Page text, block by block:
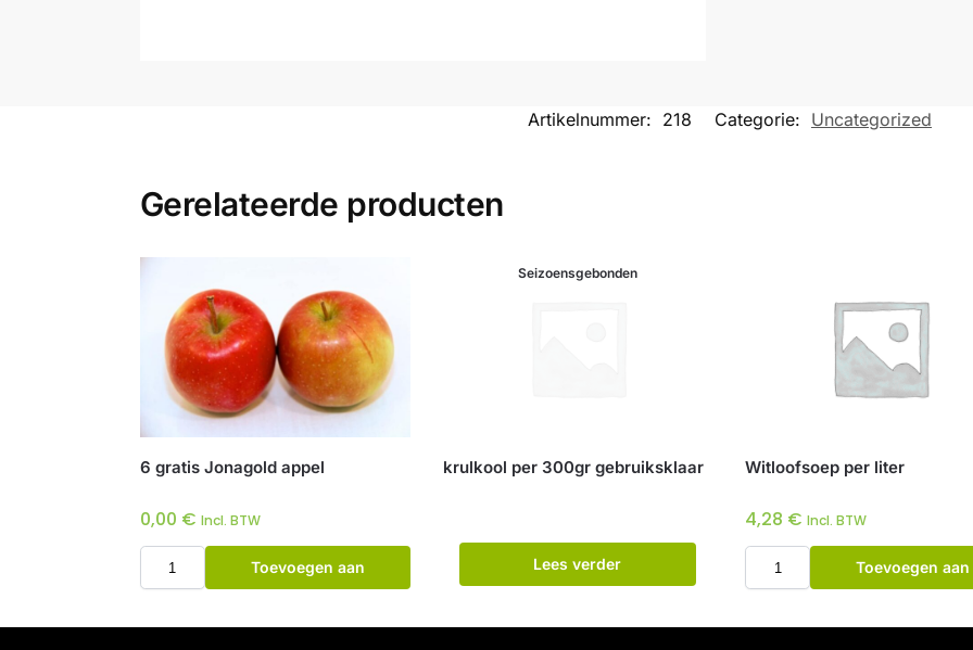
Artikelnummer: 218 Categorie: Uncategorized
Gerelateerde producten
6 gratis Jonagold appel
0,00 € Incl. BTW
Toevoegen aan
Seizoensgebonden
krulkool per 300gr gebruiksklaar
Lees verder
Witloofsoep per liter
4,28 € Incl. BTW
Toevoegen aan